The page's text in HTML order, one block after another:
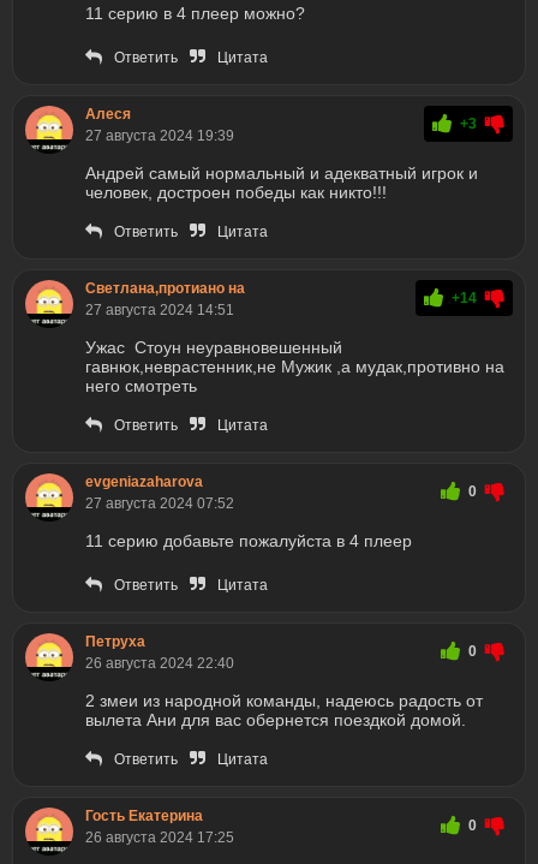
11 серию в 4 плеер можно?
Ответить Цитата
Алеся
27 августа 2024 19:39
+3
Андрей самый нормальный и адекватный игрок и
человек, достроен победы как никто!!!
Ответить Цитата
Светлана,протиано на
27 августа 2024 14:51
+14
Ужас Стоун неуравновешенный
гавнюк,неврастенник,не Мужик ,а мудак,противно на
него смотреть
Ответить Цитата
evgeniazaharova
27 августа 2024 07:52
0
11 серию добавьте пожалуйста в 4 плеер
Ответить Цитата
Петруха
26 августа 2024 22:40
0
2 змеи из народной команды, надеюсь радость от
вылета Ани для вас обернется поездкой домой.
Ответить Цитата
Гость Екатерина
26 августа 2024 17:25
0